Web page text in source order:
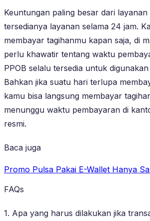
Keuntungan paling besar dari layanan
tersedianya layanan selama 24 jam.
membayar tagihanmu kapan saja, di
perlu khawatir tentang waktu
PPOB selalu tersedia untuk digunakan
Bahkan jika suatu hari terlupa
kamu bisa langsung membayar
menunggu waktu pembayaran di
resmi.
Baca juga
Promo Pulsa Pakai E-Wallet Hanya
FAQs
1. Apa yang harus dilakukan jika